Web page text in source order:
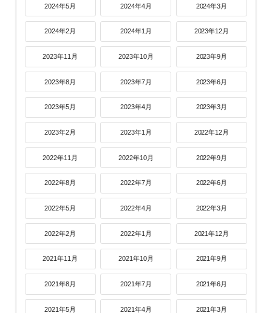
2024年5月 2024年4月 2024年3月
2024年2月 2024年1月 2023年12月
2023年11月 2023年10月 2023年9月
2023年8月 2023年7月 2023年6月
2023年5月 2023年4月 2023年3月
2023年2月 2023年1月 2022年12月
2022年11月 2022年10月 2022年9月
2022年8月 2022年7月 2022年6月
2022年5月 2022年4月 2022年3月
2022年2月 2022年1月 2021年12月
2021年11月 2021年10月 2021年9月
2021年8月 2021年7月 2021年6月
2021年5月 2021年4月 2021年3月